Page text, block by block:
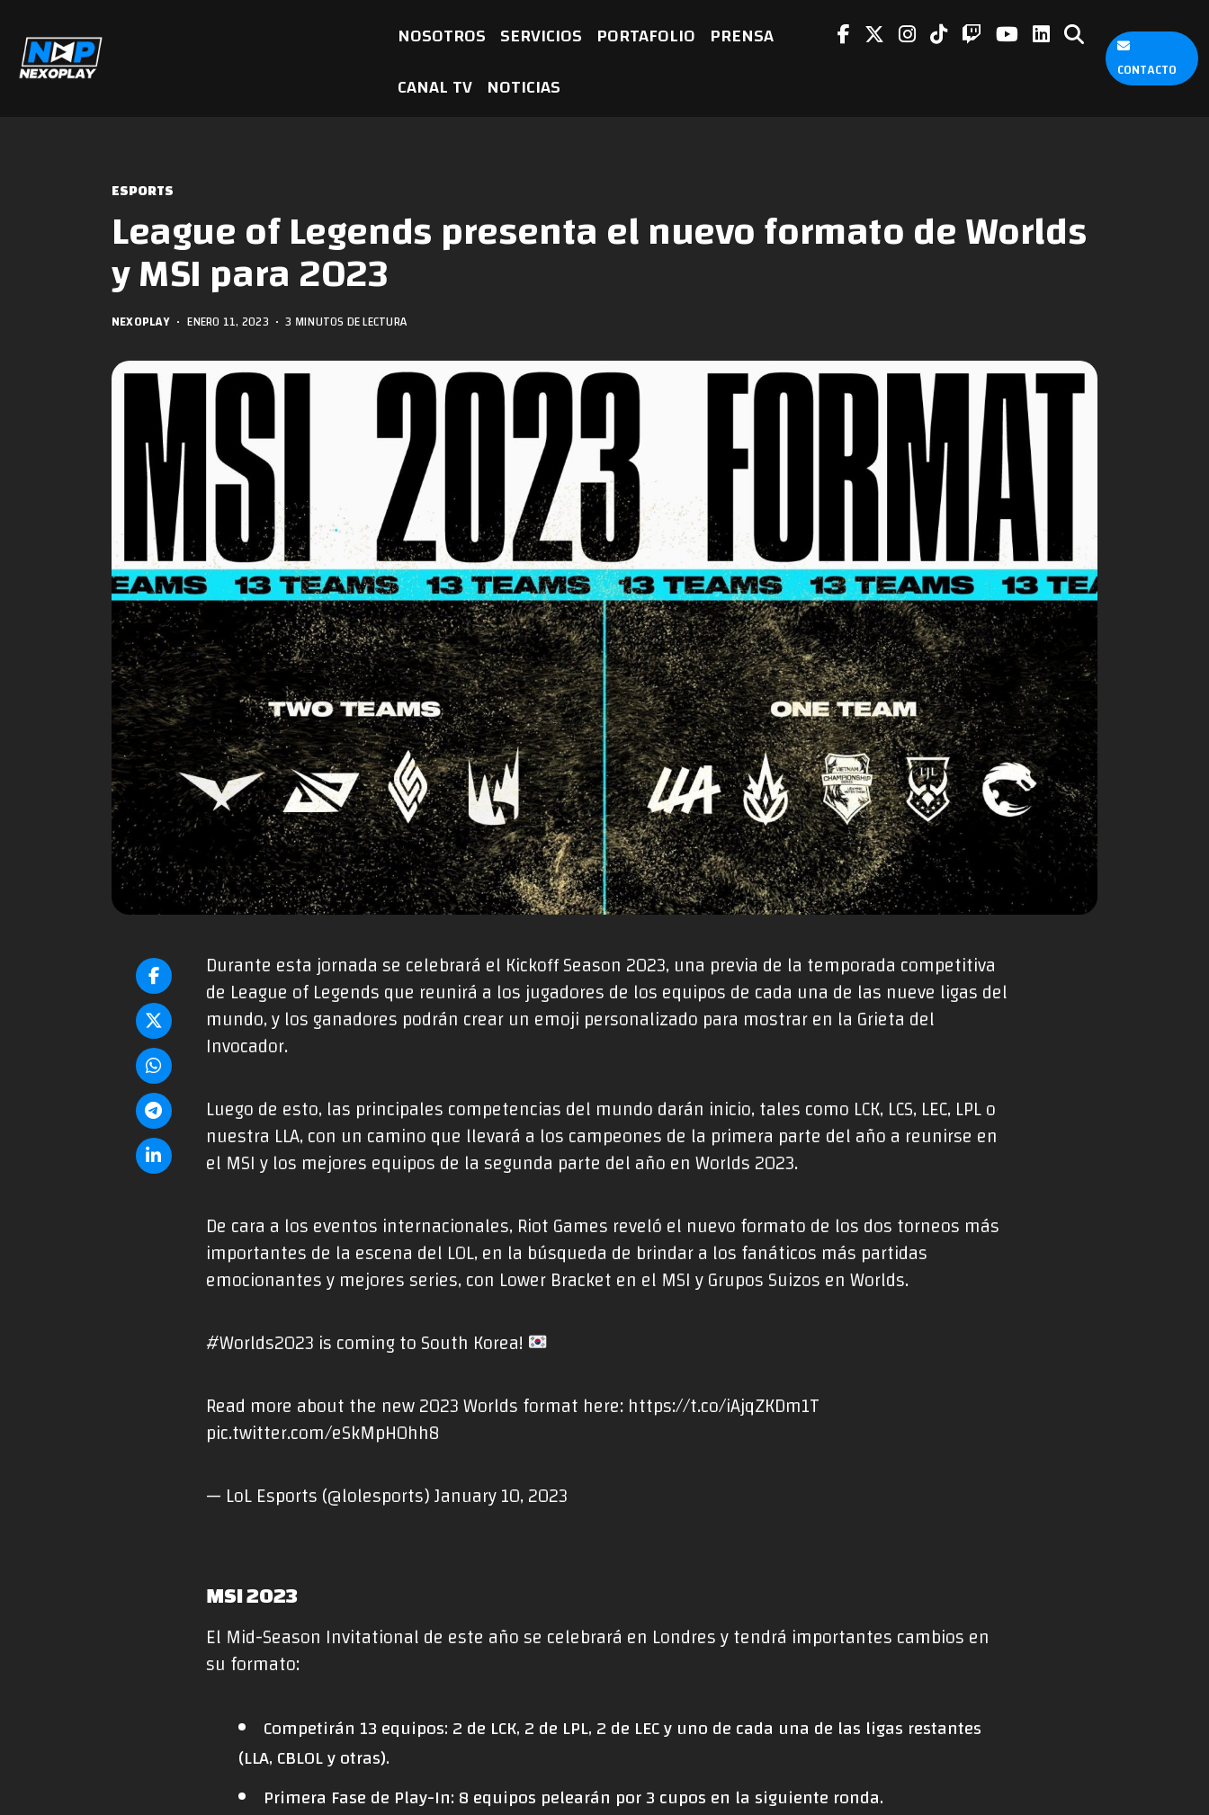
NOSOTROS SERVICIOS PORTAFOLIO PRENSA
CANAL TV NOTICIAS CONTACTO
ESPORTS
League of Legends presenta el nuevo formato de Worlds
y MSI para 2023
NEXOPLAY • ENERO 11, 2023 • 3 MINUTOS DE LECTURA
Durante esta jornada se celebrará el Kickoff Season 2023, una previa de la temporada competitiva
de League of Legends que reunirá a los jugadores de los equipos de cada una de las nueve ligas del
mundo, y los ganadores podrán crear un emoji personalizado para mostrar en la Grieta del
Invocador.
Luego de esto, las principales competencias del mundo darán inicio, tales como LCK, LCS, LEC, LPL o
nuestra LLA, con un camino que llevará a los campeones de la primera parte del año a reunirse en
el MSI y los mejores equipos de la segunda parte del año en Worlds 2023.
De cara a los eventos internacionales, Riot Games reveló el nuevo formato de los dos torneos más
importantes de la escena del LOL, en la búsqueda de brindar a los fanáticos más partidas
emocionantes y mejores series, con Lower Bracket en el MSI y Grupos Suizos en Worlds.
#Worlds2023 is coming to South Korea!
Read more about the new 2023 Worlds format here:https://t.co/iAjqZKDm1T
pic.twitter.com/eSkMpH0hh8
— LoL Esports (@lolesports)January 10, 2023
MSI 2023
El Mid-Season Invitational de este año se celebrará en Londres y tendrá importantes cambios en
su formato:
Competirán 13 equipos: 2 de LCK, 2 de LPL, 2 de LEC y uno de cada una de las ligas restantes
(LLA, CBLOL y otras).
Primera Fase de Play-In: 8 equipos pelearán por 3 cupos en la siguiente ronda.